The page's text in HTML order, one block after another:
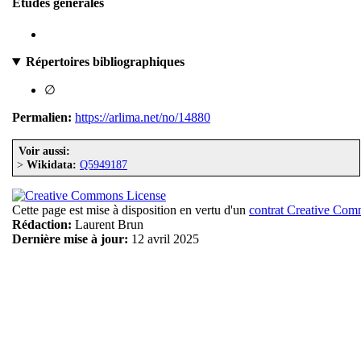
Répertoires bibliographiques
∅
Permalien: https://arlima.net/no/14880
Voir aussi:
> Wikidata: Q5949187
Cette page est mise à disposition en vertu d'un contrat Creative
Rédaction: Laurent Brun
Dernière mise à jour: 12 avril 2025